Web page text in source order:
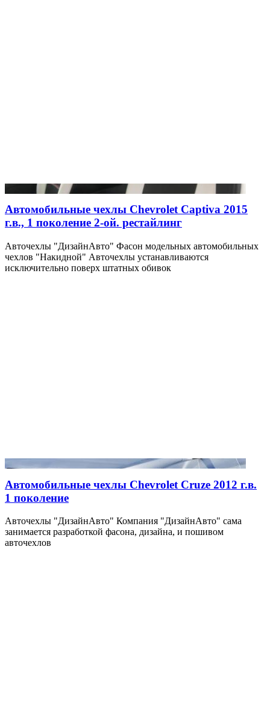
Автомобильные чехлы Chevrolet Captiva 2015
г.в., 1 поколение 2-ой. рестайлинг
Авточехлы "ДизайнАвто" Фасон модельных автомобильных
чехлов "Накидной" Авточехлы устанавливаются
исключительно поверх штатных обивок
Автомобильные чехлы Chevrolet Cruze 2012 г.в.
1 поколение
Авточехлы "ДизайнАвто" Компания "ДизайнАвто" сама
занимается разработкой фасона, дизайна, и пошивом
авточехлов